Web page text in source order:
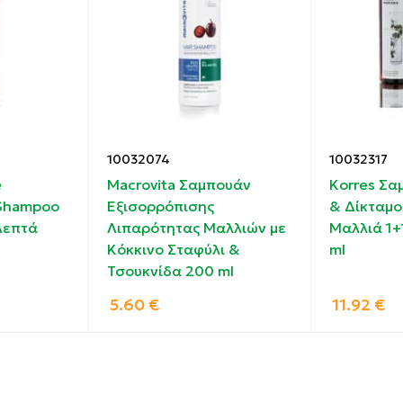
νερό κάντε αφρό. Αφήστε να δράσει το προϊόν για
(πιστολάκι, ψαλίδι styling) διότι είναι τα μαλλιά
10032074
Macrovita Σαμπουάν
Εξισορρόπισης
Λιπαρότητας Μαλλιών με
Κόκκινο Σταφύλι &
Τσουκνίδα 200 ml
5.60 €
10032317
Korres
&
Μαλλιά
ml
11.92 €